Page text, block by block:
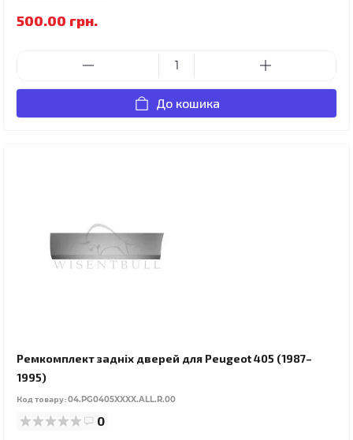
500.00 грн.
До кошика
Ремкомплект задніх дверей для Peugeot 405 (1987–
1995)
Код товару:04.PG0405XXXX.ALL.R.00
0